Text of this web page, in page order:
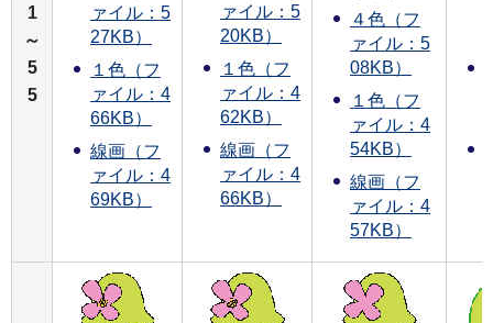
1
～
5
5
ァイル：5
27KB）
１色（フ
ァイル：4
66KB）
線画（フ
ァイル：4
69KB）
ァイル：5
20KB）
１色（フ
ァイル：4
62KB）
線画（フ
ァイル：4
66KB）
４色（フ
ァイル：5
08KB）
１色（フ
ァイル：4
54KB）
線画（フ
ァイル：4
57KB）